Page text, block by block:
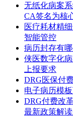
无纸化病案
CA签名为核
医疗耗材精
智能管控
病历封存有
侠医数字化
上报要求
DRG医保付
电子病历模
DRG付费改
最新政策解